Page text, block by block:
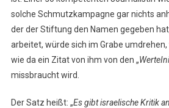
solche Schmutzkampagne gar nichts
der der Stiftung den Namen gegeben
arbeitet, würde sich im Grabe
wie da ein Zitat von ihm von den „
missbraucht wird.
Der Satz heißt: „Es gibt israelische Kritik